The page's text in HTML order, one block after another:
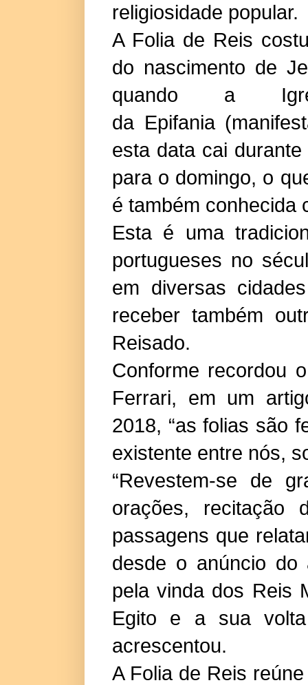
religiosidade popular.
A Folia de Reis
do nascimento de
quando a
da Epifania
esta data cai
para o domingo, o
é também conhecida
Esta é uma
portugueses no
em diversas
receber também
Reisado.
Conforme recordou
Ferrari, em um
2018, “as folias são
existente entre nós,
“Revestem-se de
orações, recitação
passagens que
desde o anúncio do
pela vinda dos Reis
Egito e a sua
acrescentou.
A Folia de Reis